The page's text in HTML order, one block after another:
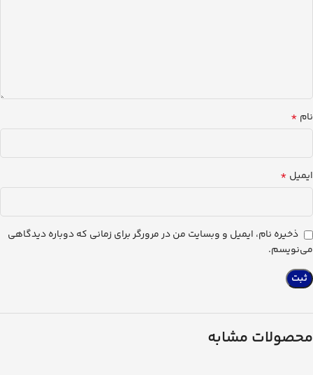
نام *
ایمیل *
ذخیره نام، ایمیل و وبسایت من در مرورگر برای زمانی که دوباره دیدگاهی
می‌نویسم.
محصولات مشابه